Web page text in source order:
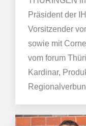
Präsident der
Vorsitzender
sowie mit
vom forum
Kardinar,